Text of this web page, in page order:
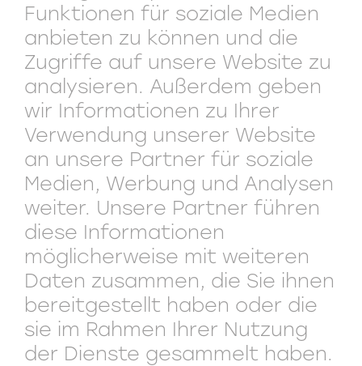
Funktionen für soziale Medien
anbieten zu können und die
Zugriffe auf unsere Website zu
analysieren. Außerdem geben
wir Informationen zu Ihrer
Verwendung unserer Website
an unsere Partner für soziale
Medien, Werbung und Analysen
weiter. Unsere Partner führen
diese Informationen
möglicherweise mit weiteren
Daten zusammen, die Sie ihnen
bereitgestellt haben oder die
sie im Rahmen Ihrer Nutzung
der Dienste gesammelt haben.